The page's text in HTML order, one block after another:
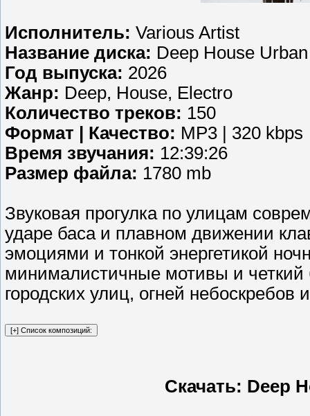
Исполнитель: Various Artist
Название диска: Deep House
Год выпуска: 2026
Жанр: Deep, House, Electro
Количество треков: 150
Формат | Качество: MP3 | 320 kbps
Время звучания: 12:39:26
Размер файла: 1780 mb
Звуковая прогулка по улицам
ударе баса и плавном движении
эмоциями и тонкой энергетикой
минималистичные мотивы и четкий
городских улиц, огней
Скачать: Deep